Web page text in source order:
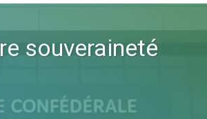
souveraineté